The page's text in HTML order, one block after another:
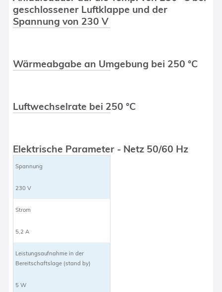
geschlossener Luftklappe und der
Spannung von 230 V
Wärmeabgabe an Umgebung bei 250 °C
Luftwechselrate bei 250 °C
Elektrische Parameter - Netz 50/60 Hz
Spannung
230 V
Strom
5,2 A
Leistungsaufnahme in der
Bereitschaftslage (stand by)
5 W